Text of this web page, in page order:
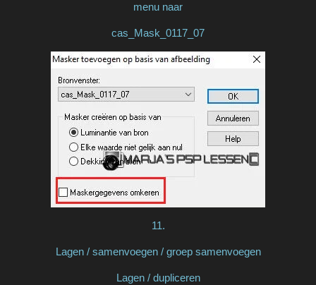
menu naar
cas_Mask_0117_07
11.
Lagen / samenvoegen / groep samenvoegen
Lagen / dupliceren